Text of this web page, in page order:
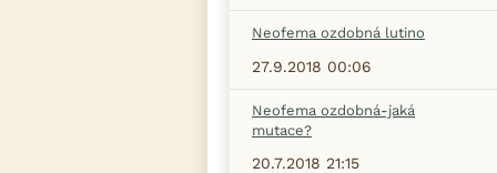
Neofema ozdobná lutino
27.9.2018 00:06
Neofema ozdobná-jaká
mutace?
20.7.2018 21:15